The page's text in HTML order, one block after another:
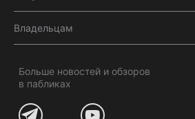
Владельцам
Больше новостей и обзоров
в пабликах